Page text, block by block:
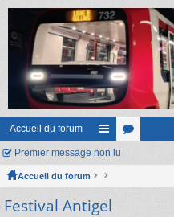
Accueil du forum
ac
co
ur
Premier message non lu
Accueil du forum
Festival Antigel